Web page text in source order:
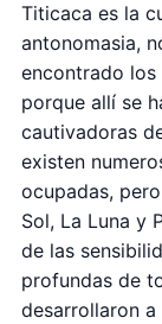
Titicaca es la
antonomasia,
encontrado los
porque allí se
cautivadoras
existen
ocupadas,
Sol, La Luna y
de las
profundas de
desarrollaron